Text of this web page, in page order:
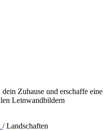
Zuhause und erschaffe eine
Leinwandbildern
/ Landschaften